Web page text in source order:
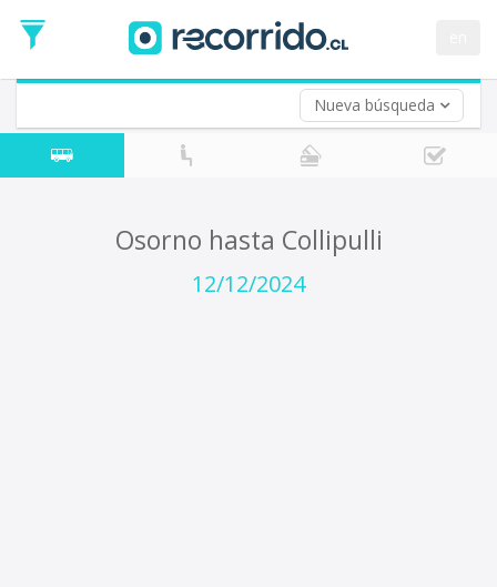
Nueva búsqueda
de
Ida
Vuelta (opcional)
Fecha
de
Osorno hasta Collipulli
12/12/2024